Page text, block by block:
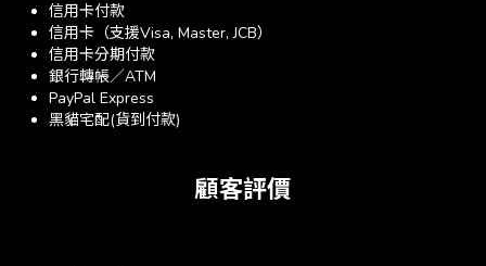
信用卡付款
信用卡（支援Visa, Master, JCB）
信用卡分期付款
銀行轉帳／ATM
PayPal Express
黑貓宅配(貨到付款)
顧客評價